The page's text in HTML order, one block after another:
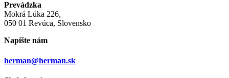
Prevádzka
Mokrá Lúka 226,
050 01 Revúca, Slovensko
Napište nám
herman@herman.sk